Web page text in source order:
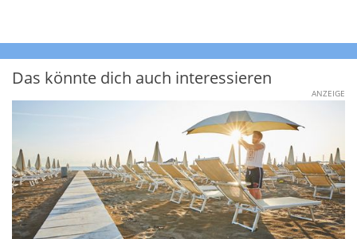
Das könnte dich auch interessieren
ANZEIGE